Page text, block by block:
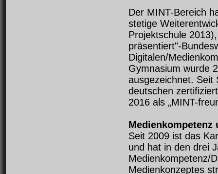
Der MINT-Bereich
stetige
Projektschule
präsentiert"-
Digitalen/
Gymnasium wurde
ausgezeichnet. Seit
deutschen
2016 als „MINT-
Seit 2009 ist das
und hat in den drei
Medienkompetenz/
Medienkonzeptes